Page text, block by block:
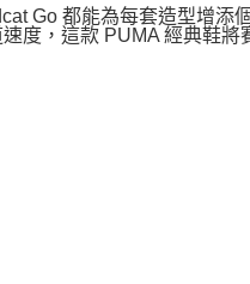
Go 都能為每套造型增添
度，這款 PUMA 經典鞋